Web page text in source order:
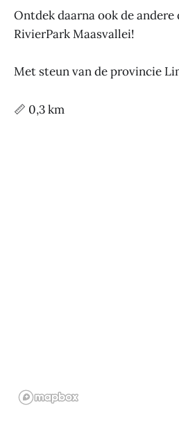
Ontdek daarna ook de
RivierPark Maasvallei!
Met steun van de provincie
📏 0,3 km